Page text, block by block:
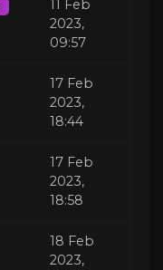
11 Feb
2023,
09:57
17 Feb
2023,
18:44
17 Feb
2023,
18:58
18 Feb
2023,